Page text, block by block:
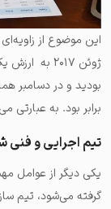
این موضوع از
ژوئن ۲۰۱۷
برابر بود. به
تیم اجرایی و فنی
یکی دیگر از عوامل
گرفته می‌شود، تیم